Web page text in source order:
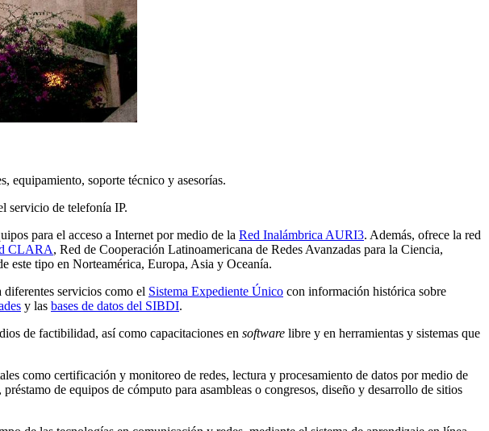
equipamiento, soporte técnico y asesorías.
servicio de telefonía IP.
para el acceso a Internet por medio de la Red Inalámbrica AURI3. Además, ofrece la red
CLARA, Red de Cooperación Latinoamericana de Redes Avanzadas para la Ciencia,
este tipo en Norteamérica, Europa, Asia y Oceanía.
servicios como el Sistema Expediente Único con información histórica sobre
y las bases de datos del SIBDI.
de factibilidad, así como capacitaciones en software libre y en herramientas y sistemas que
como certificación y monitoreo de redes, lectura y procesamiento de datos por medio de
préstamo de equipos de cómputo para asambleas o congresos, diseño y desarrollo de sitios